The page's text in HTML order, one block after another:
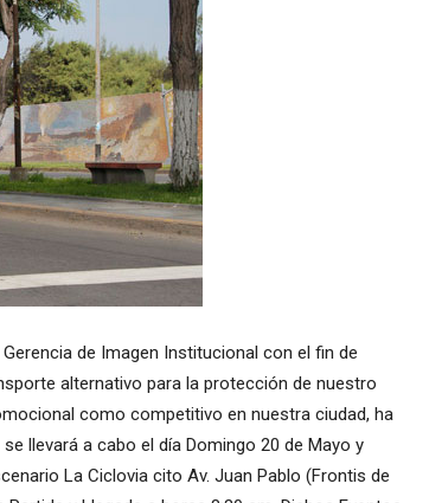
de Imagen Institucional con el fin de
alternativo para la protección de nuestro
como competitivo en nuestra ciudad, ha
llevará a cabo el día Domingo 20 de Mayo y
La Ciclovia cito Av. Juan Pablo (Frontis de